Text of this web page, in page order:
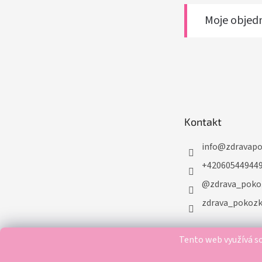
Tento web využívá
Moje
Kontakt
info@
+420605449449